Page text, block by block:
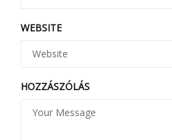
WEBSITE
HOZZÁSZÓLÁS